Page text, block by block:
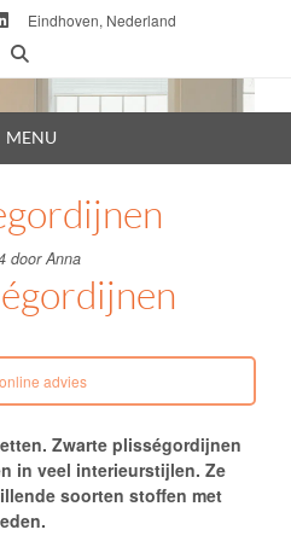
Eindhoven, Nederland
MENU
doorAnna
advies
Zwarte plisségordijnen
in veel interieurstijlen. Ze
soorten stoffen met